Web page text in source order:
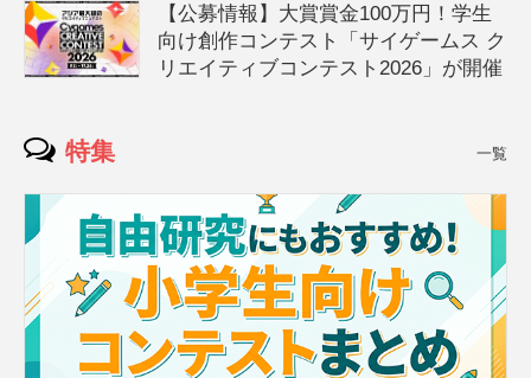
【公募情報】大賞賞金100万円！学生
向け創作コンテスト「サイゲームス ク
リエイティブコンテスト2026」が開催
特集 一覧